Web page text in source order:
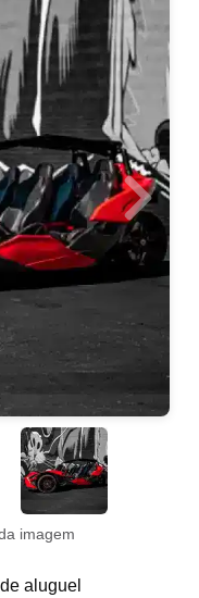
imagem
aluguel